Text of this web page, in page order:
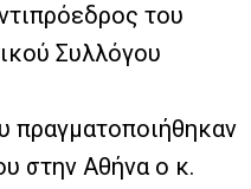
του
Συλλόγου
πραγματοποιήθηκαν
στην Αθήνα ο κ.